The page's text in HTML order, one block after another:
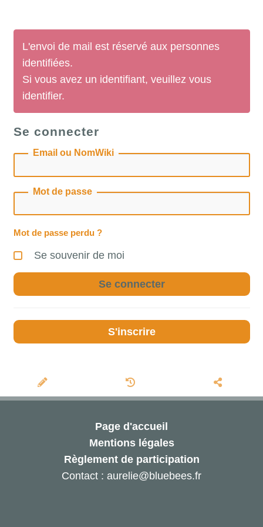
L'envoi de mail est réservé aux personnes
identifiées.
Si vous avez un identifiant, veuillez vous
identifier.
Se connecter
Email ou NomWiki
Mot de passe
Mot de passe perdu ?
Se souvenir de moi
Se connecter
S'inscrire
Page d'accueil
Mentions légales
Règlement de participation
Contact : aurelie@bluebees.fr